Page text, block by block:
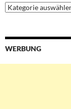
Ressorts
&
WERBUNG